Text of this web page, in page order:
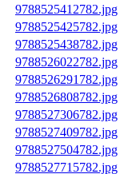
9788525412782.jpg
9788525425782.jpg
9788525438782.jpg
9788526022782.jpg
9788526291782.jpg
9788526808782.jpg
9788527306782.jpg
9788527409782.jpg
9788527504782.jpg
9788527715782.jpg